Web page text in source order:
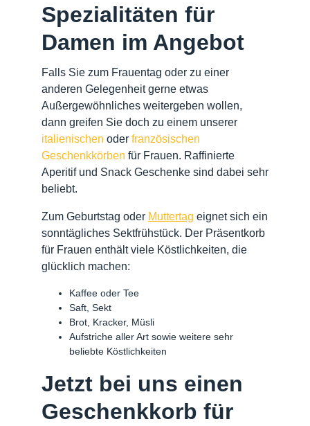
Spezialitäten für
Damen im Angebot
Falls Sie zum Frauentag oder zu einer
anderen Gelegenheit gerne etwas
Außergewöhnliches weitergeben wollen,
dann greifen Sie doch zu einem unserer
italienischen oder französischen
Geschenkkörben für Frauen. Raffinierte
Aperitif und Snack Geschenke sind dabei sehr
beliebt.
Zum Geburtstag oder Muttertag eignet sich ein
sonntägliches Sektfrühstück. Der Präsentkorb
für Frauen enthält viele Köstlichkeiten, die
glücklich machen:
Kaffee oder Tee
Saft, Sekt
Brot, Kracker, Müsli
Aufstriche aller Art sowie weitere sehr
beliebte Köstlichkeiten
Jetzt bei uns einen
Geschenkkorb für